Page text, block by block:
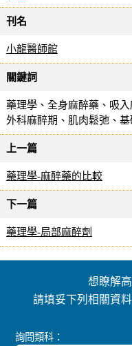
刊名
小龍醫師館
關鍵詞
藥理學、全身麻醉藥、吸
外科麻醉期、肌肉鬆弛、
上一篇
藥理學-麻醉藥的比較
下一篇
藥理學-局部麻醉劑
想瞭解
請填妥下列相關資
詢問類科：